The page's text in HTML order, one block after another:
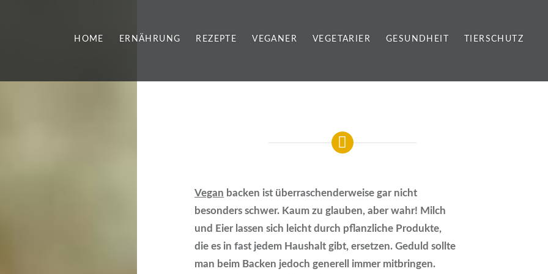
HOME ERNÄHRUNG REZEPTE VEGANER VEGETARIER GESUNDHEIT TIERSCHUTZ
Vegan backen ist überraschenderweise gar nicht
besonders schwer. Kaum zu glauben, aber wahr! Milch
und Eier lassen sich leicht durch pflanzliche Produkte,
die es in fast jedem Haushalt gibt, ersetzen. Geduld sollte
man beim Backen jedoch generell immer mitbringen.